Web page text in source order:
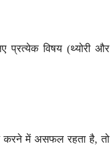
प्रत्येक विषय (थ्योरी और
करने में असफल रहता है, तो